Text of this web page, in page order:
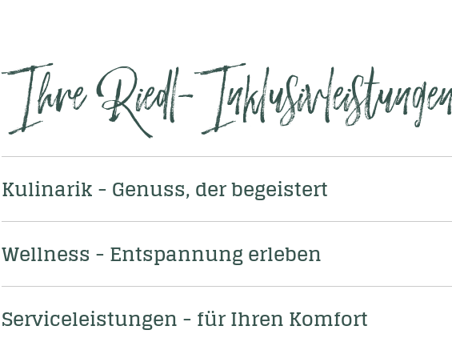
Ihre Riedl-
Kulinarik - Genuss, der begeistert
Wellness - Entspannung erleben
Serviceleistungen - für Ihren Komfort